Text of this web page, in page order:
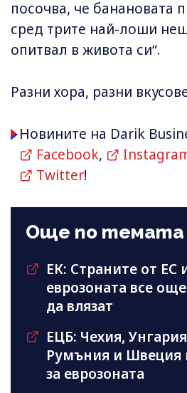
посочва, че банановата
сред трите най-лоши
опитвал в живота си“.
Разни хора, разни
Новините на Darik
Facebook,
Twitter!
Още по темата
ЕК: Страните от ЕС
еврозоната все
да влязат
ЕЦБ: Чехия,
Румъния и Швеция
за еврозоната